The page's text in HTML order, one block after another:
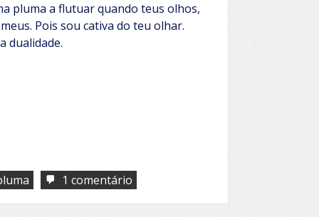
pluma a flutuar quando teus olhos,
Pois sou cativa do teu olhar.
dualidade.
1 comentário
Vejo
flores